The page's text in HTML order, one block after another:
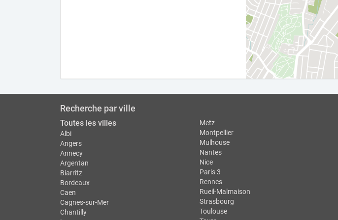
Recherche par ville
Toutes les villes
Albi
Angers
Annecy
Argentan
Biarritz
Bordeaux
Caen
Cagnes-sur-Mer
Chantilly
Metz
Montpellier
Mulhouse
Nantes
Nice
Paris 3
Rennes
Rueil-Malmaison
Strasbourg
Toulouse